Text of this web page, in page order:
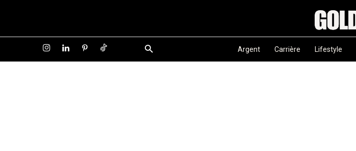
Argent Carrière Lifestyle